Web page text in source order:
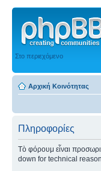
Στο περιεχόμενο
Αρχική Κοινότητας
Πληροφορίες
Τὸ φόρουμ εἶναι
down for technical